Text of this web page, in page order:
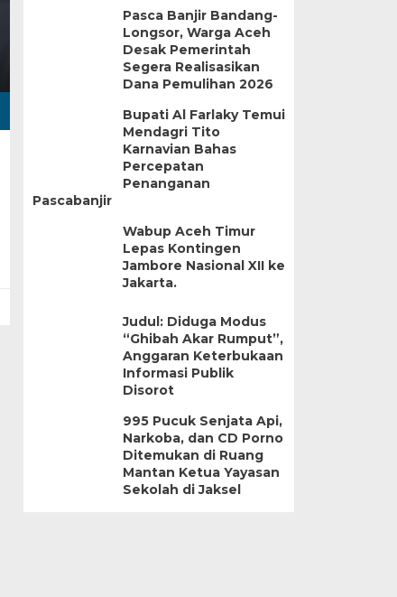
Pasca Banjir Bandang-
Longsor, Warga Aceh
Desak Pemerintah
Segera Realisasikan
Dana Pemulihan 2026
Bupati Al Farlaky Temui
Mendagri Tito
Karnavian Bahas
Percepatan
Penanganan
Pascabanjir
Wabup Aceh Timur
Lepas Kontingen
Jambore Nasional XII ke
Jakarta.
Judul: Diduga Modus
“Ghibah Akar Rumput”,
Anggaran Keterbukaan
Informasi Publik
Disorot
995 Pucuk Senjata Api,
Narkoba, dan CD Porno
Ditemukan di Ruang
Mantan Ketua Yayasan
Sekolah di Jaksel